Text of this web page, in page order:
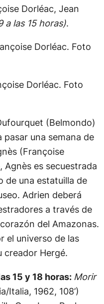
Dorléac, Jean
a las 15 horas).
Dorléac. Foto
(Belmondo)
pasar una semana de
(Françoise
Agnès es secuestrada
de una estatuilla de
Adrien deberá
a través de
del Amazonas.
el universo de las
creador Hergé.
15 y 18 horas: Morir
Italia, 1962, 108’)